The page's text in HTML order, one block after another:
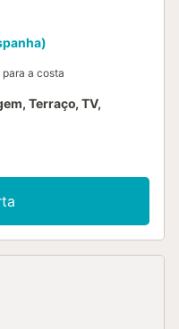
a costa
Terraço, TV,